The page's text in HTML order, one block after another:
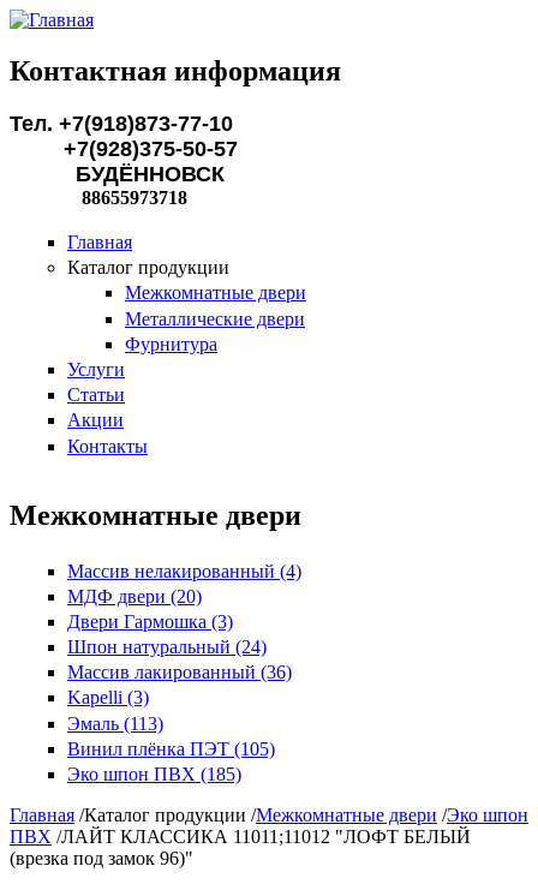
Перейти к основному содержанию
Контактная информация
Тел. +7(918)873-77-10
+7(928)375-50-57
БУДЁННОВСК
88655973718
Главная
Каталог продукции
Межкомнатные двери
Металлические двери
Фурнитура
Услуги
Статьи
Акции
Контакты
Межкомнатные двери
Массив нелакированный (4)
МДФ двери (20)
Двери Гармошка (3)
Шпон натуральный (24)
Массив лакированный (36)
Kapelli (3)
Эмаль (113)
Винил плёнка ПЭТ (105)
Эко шпон ПВХ (185)
Главная /Каталог продукции /Межкомнатные двери /Эко шпон
ПВХ /ЛАЙТ КЛАССИКА 11011;11012 "ЛОФТ БЕЛЫЙ
(врезка под замок 96)"